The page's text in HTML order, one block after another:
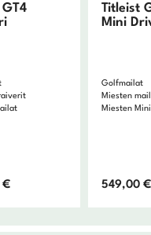
€
Titleist
Mini
Golfmailat
Miesten
Miesten
549,00€